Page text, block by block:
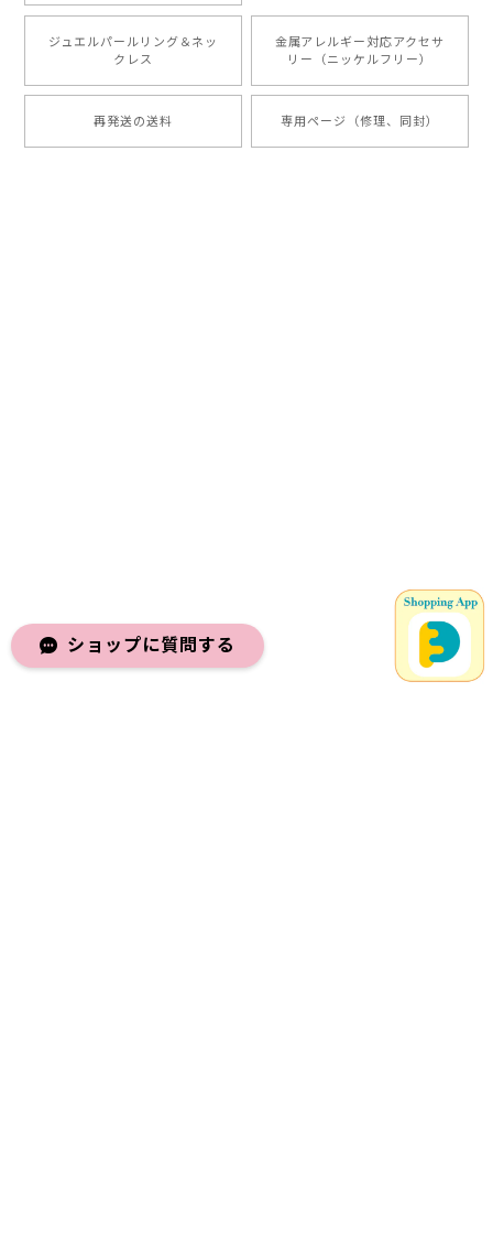
ジュエルパールリング＆ネッ
クレス
金属アレルギー対応アクセサ
リー（ニッケルフリー）
再発送の送料 専用ページ（修理、同封）
ショップに質問する